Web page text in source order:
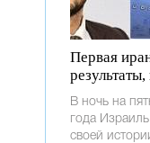
Первая
В ночь на
года
своей